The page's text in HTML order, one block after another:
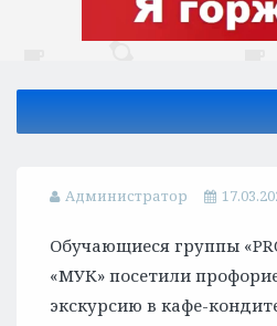
Администратор
Обучающиеся группы
«МУК» посетили
экскурсию в кафе-